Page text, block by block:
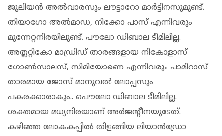
ജൂലിയൻ അൽവാരസും ലൗട്ടാറോ മാർട്ടിനസുമുണ്ട്.
തിയാഗോ അൽമാഡ, നിക്കോ പാസ് എന്നിവരും
മുന്നേറ്റനിരയിലുണ്ട്. പൗലോ ഡിബാല ടീമിലില്ല.
അത്ലറ്റികോ മാഡ്രിഡ് താരങ്ങളായ നികോളാസ്
ഗോൺസാലസ്, സിമിയോണെ എന്നിവരും പാമിറാസ്
താരമായ ജോസ് മാനുവൽ ലോപ്പസും
പകരക്കാരാകും.. പൌലോ ഡിബാല ടീമിലില്ല.
ശക്തമായ മധ്യനിരയാണ് അർജന്റീനയുടേത്.
കഴിഞ്ഞ ലോകകപ്പിൽ തിളങ്ങിയ ലിയാൻഡ്രോ